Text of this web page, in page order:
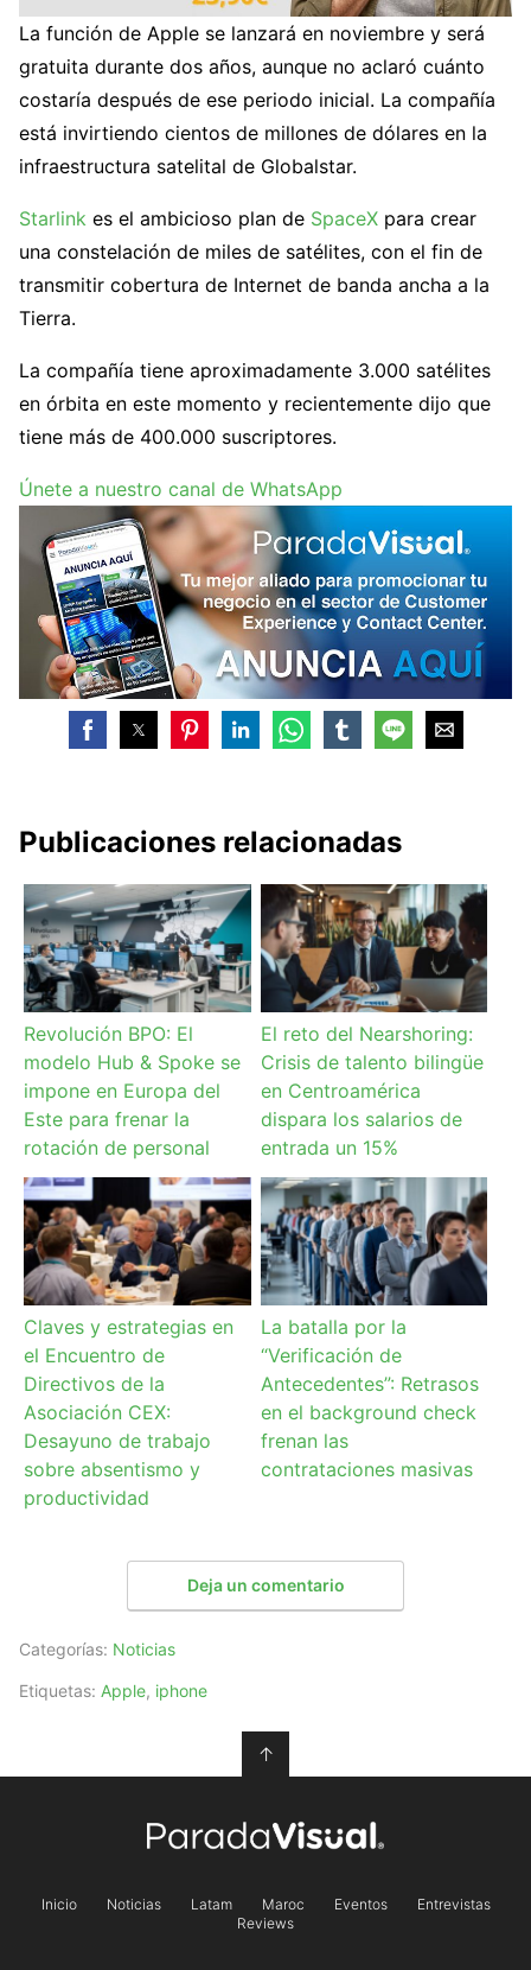
La función de Apple se lanzará en noviembre y será
gratuita durante dos años, aunque no aclaró cuánto
costaría después de ese periodo inicial. La compañía
está invirtiendo cientos de millones de dólares en la
infraestructura satelital de Globalstar.
Starlink es el ambicioso plan de SpaceX para crear
una constelación de miles de satélites, con el fin de
transmitir cobertura de Internet de banda ancha a la
Tierra.
La compañía tiene aproximadamente 3.000 satélites
en órbita en este momento y recientemente dijo que
tiene más de 400.000 suscriptores.
Únete a nuestro canal de WhatsApp
Publicaciones relacionadas
Revolución BPO: El
modelo Hub & Spoke se
impone en Europa del
Este para frenar la
rotación de personal
El reto del Nearshoring:
Crisis de talento bilingüe
en Centroamérica
dispara los salarios de
entrada un 15%
Claves y estrategias en
el Encuentro de
Directivos de la
Asociación CEX:
Desayuno de trabajo
sobre absentismo y
productividad
La batalla por la
“Verificación de
Antecedentes”: Retrasos
en el background check
frenan las
contrataciones masivas
Deja un comentario
Categorías: Noticias
Etiquetas: Apple, iphone
↑
Inicio Noticias Latam Maroc Eventos
Entrevistas
Reviews